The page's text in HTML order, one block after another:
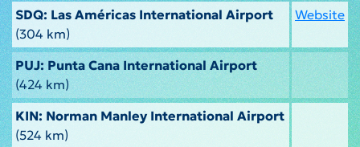
SDQ: Las Américas International Airport
(304 km)
Website
PUJ: Punta Cana International Airport
(424 km)
KIN: Norman Manley International Airport
(524 km)